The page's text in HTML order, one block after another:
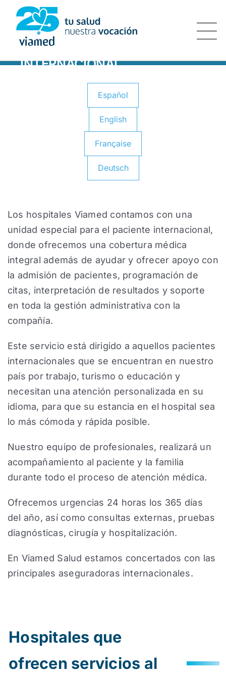
Saltar
contenido
PACIENTE
INTERNACIONAL
Español
English
Française
Deutsch
Los hospitales Viamed contamos con una
unidad especial para el paciente internacional,
donde ofrecemos una cobertura médica
integral además de ayudar y ofrecer apoyo con
la admisión de pacientes, programación de
citas, interpretación de resultados y soporte
en toda la gestión administrativa con la
compañía.
Este servicio está dirigido a aquellos pacientes
internacionales que se encuentran en nuestro
país por trabajo, turismo o educación y
necesitan una atención personalizada en su
idioma, para que su estancia en el hospital sea
lo más cómoda y rápida posible.
Nuestro equipo de profesionales, realizará un
acompañamiento al paciente y la familia
durante todo el proceso de atención médica.
Ofrecemos urgencias 24 horas los 365 días
del año, así como consultas externas, pruebas
diagnósticas, cirugía y hospitalización.
En Viamed Salud estamos concertados con las
principales aseguradoras internacionales.
Hospitales que
ofrecen servicios al